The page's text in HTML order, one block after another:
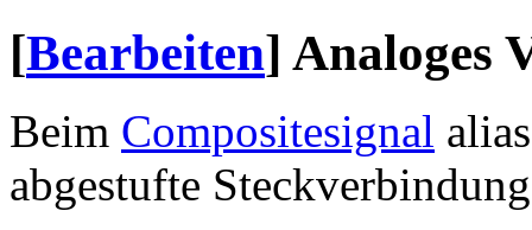
[Bearbeiten] Analoges
Beim Compositesignal
abgestufte